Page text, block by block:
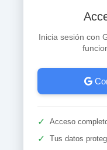
Inicia sesión con
✓ Acceso
✓ Tus datos